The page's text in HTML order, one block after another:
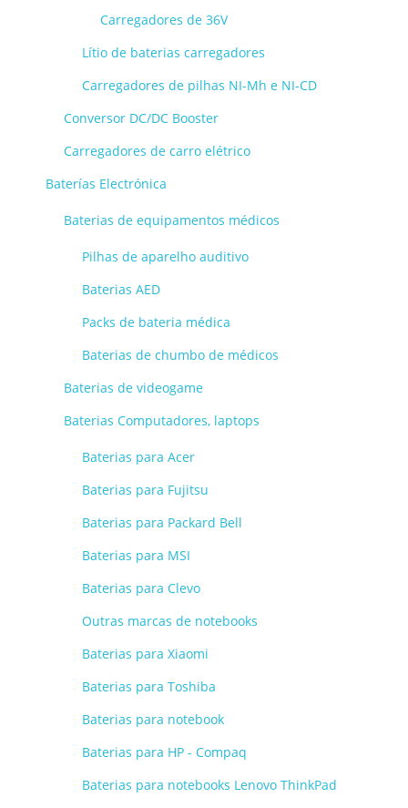
Carregadores de 36V
Lítio de baterias carregadores
Carregadores de pilhas NI-Mh e NI-CD
Conversor DC/DC Booster
Carregadores de carro elétrico
Baterías Electrónica
Baterias de equipamentos médicos
Pilhas de aparelho auditivo
Baterias AED
Packs de bateria médica
Baterias de chumbo de médicos
Baterias de videogame
Baterias Computadores, laptops
Baterias para Acer
Baterias para Fujitsu
Baterias para Packard Bell
Baterias para MSI
Baterias para Clevo
Outras marcas de notebooks
Baterias para Xiaomi
Baterias para Toshiba
Baterias para notebook
Baterias para HP - Compaq
Baterias para notebooks Lenovo ThinkPad